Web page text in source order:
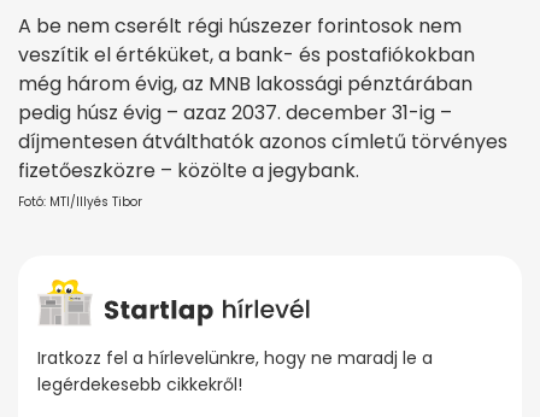
A be nem cserélt régi húszezer forintosok nem
veszítik el értéküket, a bank- és postafiókokban
még három évig, az MNB lakossági pénztárában
pedig húsz évig – azaz 2037. december 31-ig –
díjmentesen átválthatók azonos címletű törvényes
fizetőeszközre – közölte a jegybank.
Fotó: MTI/Illyés Tibor
Iratkozz fel a hírlevelünkre, hogy ne maradj le a
legérdekesebb cikkekről!